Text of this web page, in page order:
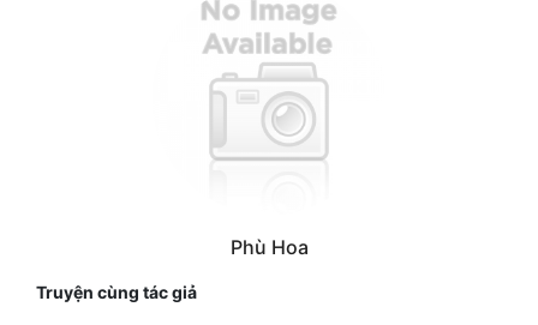
Phù Hoa
Truyện cùng tác giả